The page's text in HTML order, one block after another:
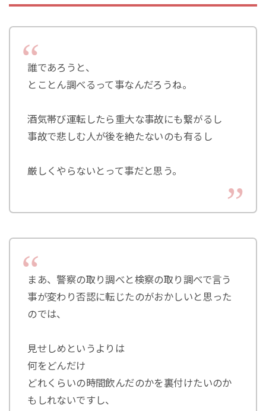
誰であろうと、
とことん調べるって事なんだろうね。
酒気帯び運転したら重大な事故にも繋がるし
事故で悲しむ人が後を絶たないのも有るし
厳しくやらないとって事だと思う。
まあ、警察の取り調べと検察の取り調べで言う
事が変わり否認に転じたのがおかしいと思った
のでは、
見せしめというよりは
何をどんだけ
どれくらいの時間飲んだのかを裏付けたいのか
もしれないですし、